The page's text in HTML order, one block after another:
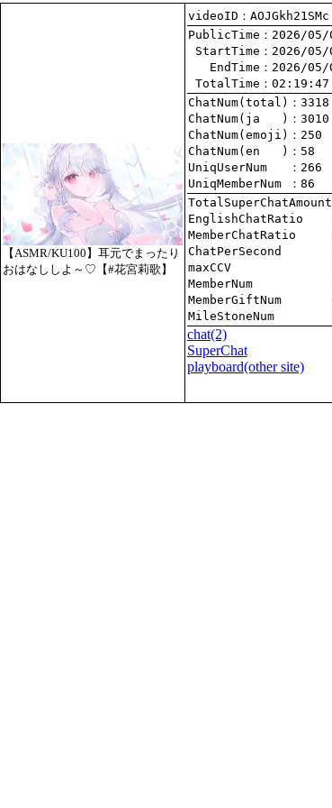
【ASMR/KU100】耳元でまったり
おはなししよ～♡【#花宮莉歌】
videoID：AOJGkh21SMc
PublicTime
StartTime
   EndTime
TotalTime ：02:19:47
ChatNum(total)
ChatNum(ja   )
ChatNum(emoji)
ChatNum(en   )
UniqUserNum
：266
UniqMemberNum
：86
TotalSuperChatAmount
EnglishChatRatio
MemberChatRatio
ChatPerSecond
maxCCV
MemberNum
MemberGiftNum
MileStoneNum
chat(2)
SuperChat
playboard(other site)